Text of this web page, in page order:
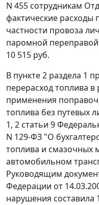
N 455 сотрудникам
фактические расходы
частности провоза
паромной
10 515 руб.
В пункте 2 раздела 1
перерасход топлива в
применения
топлива без путевых
1, 2 статьи 9
N 129-ФЗ "О
топлива и смазочных
автомобильном
Руководящим
Федерации от
нарушения составила